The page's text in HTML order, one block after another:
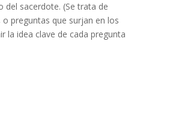
del sacerdote. (Se trata de
preguntas que surjan en los
la idea clave de cada pregunta